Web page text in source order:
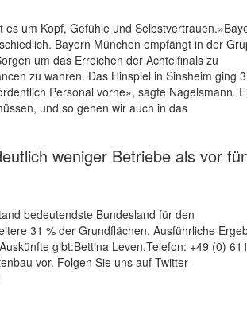
um Kopf, Gefühle und
Bayern München empfängt in der
um das Erreichen der Achtelfinals zu
zu wahren. Das Hinspiel in Sinsheim ging
Personal vorne», sagte Nagelsmann.
und so gehen wir auch in das
weniger Betriebe als vor
bedeutendste Bundesland für den
31 % der Grundflächen. Ausführliche
gibt:Bettina Leven,Telefon: +49 (0)
vor. Folgen Sie uns auf Twitter